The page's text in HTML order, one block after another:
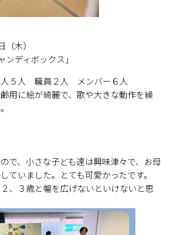
木）
ディボックス」
５人 職員２人 メンバー６人
に絵が綺麗で、歌や大きな動作を繰
で、小さな子ども達は興味津々で、お母
ていました。とても可愛かったです。
、３歳と幅を広げないといけないと思